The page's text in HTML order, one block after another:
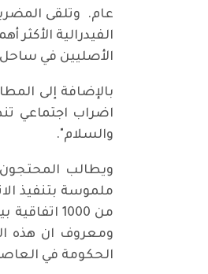
عام. وتلقى
الأصليين في ساحل
بالإضافة إلى
اضراب اجتماعي
والسلام".
ويطالب
ملموسة بتنفيذ
من 1000
ومعروف ان هذه
الحكومة في